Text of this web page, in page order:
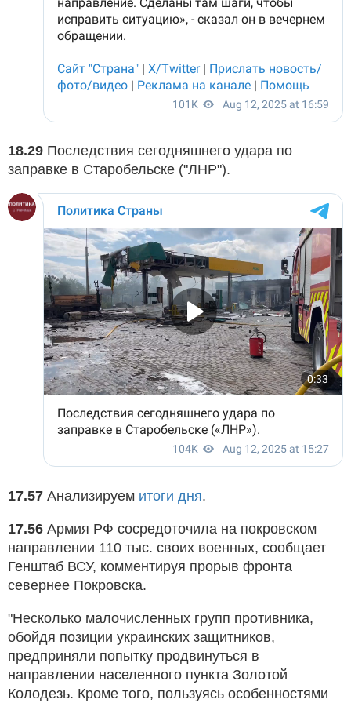
18.29 Последствия сегодняшнего удара по
заправке в Старобельске ("ЛНР").
17.57 Анализируем итоги дня.
17.56 Армия РФ сосредоточила на покровском
направлении 110 тыс. своих военных, сообщает
Генштаб ВСУ, комментируя прорыв фронта
севернее Покровска.
"Несколько малочисленных групп противника,
обойдя позиции украинских защитников,
предприняли попытку продвинуться в
направлении населенного пункта Золотой
Колодезь. Кроме того, пользуясь особенностями